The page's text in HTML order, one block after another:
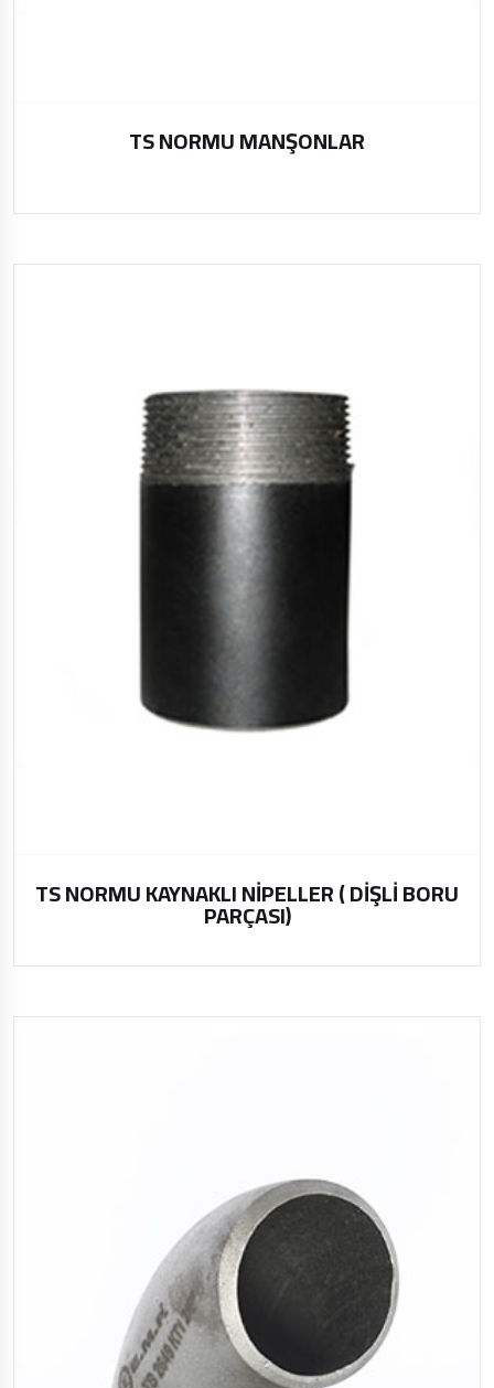
TS NORMU MANŞONLAR
TS NORMU KAYNAKLI NİPELLER ( DİŞLİ BORU
PARÇASI)